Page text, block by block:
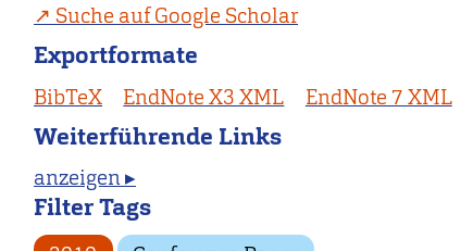
Suche auf Google Scholar
Exportformate
BibTeX EndNote X3 XML EndNote 7 XML
Weiterführende Links
anzeigen ▸
Filter Tags